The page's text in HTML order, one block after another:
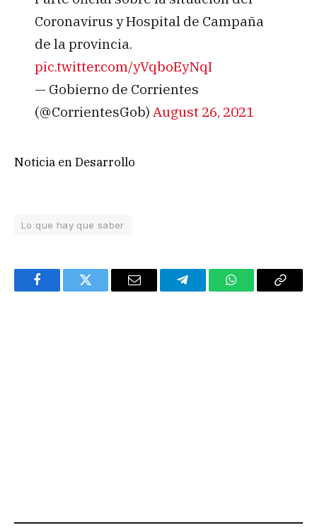
Coronavirus y Hospital de Campaña
de la provincia.
pic.twitter.com/yVqboEyNqI
— Gobierno de Corrientes
(@CorrientesGob) August 26, 2021
Noticia en Desarrollo
Lo que hay que saber
FacebookTwitter Email TelegramWhatsAppCopy